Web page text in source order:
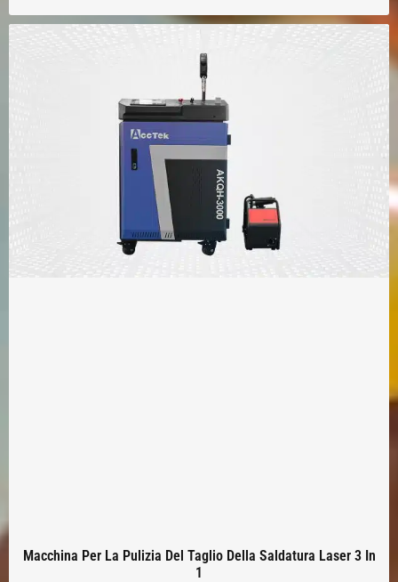
Macchina Per La Pulizia Del Taglio Della Saldatura Laser 3 In
1